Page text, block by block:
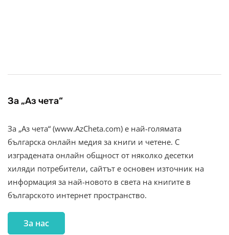
За „Аз чета“
За „Аз чета“ (www.AzCheta.com) е най-голямата
българска онлайн медия за книги и четене. С
изградената онлайн общност от няколко десетки
хиляди потребители, сайтът е основен източник на
информация за най-новото в света на книгите в
българското интернет пространство.
За нас